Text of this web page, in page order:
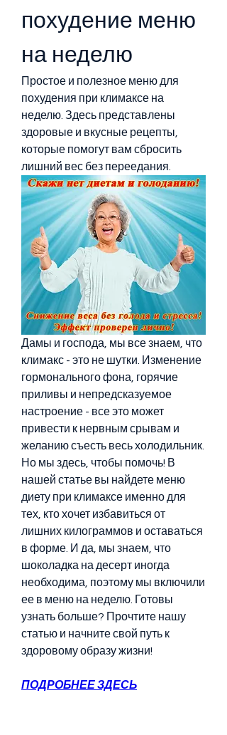
похудение меню
на неделю
Простое и полезное меню для
похудения при климаксе на
неделю. Здесь представлены
здоровые и вкусные рецепты,
которые помогут вам сбросить
лишний вес без переедания.
Дамы и господа, мы все знаем, что
климакс - это не шутки. Изменение
гормонального фона, горячие
приливы и непредсказуемое
настроение - все это может
привести к нервным срывам и
желанию съесть весь холодильник.
Но мы здесь, чтобы помочь! В
нашей статье вы найдете меню
диету при климаксе именно для
тех, кто хочет избавиться от
лишних килограммов и оставаться
в форме. И да, мы знаем, что
шоколадка на десерт иногда
необходима, поэтому мы включили
ее в меню на неделю. Готовы
узнать больше? Прочтите нашу
статью и начните свой путь к
здоровому образу жизни!
ПОДРОБНЕЕ ЗДЕСЬ